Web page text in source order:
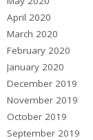
April 2020
March 2020
February 2020
January 2020
December 2019
November 2019
October 2019
September 2019